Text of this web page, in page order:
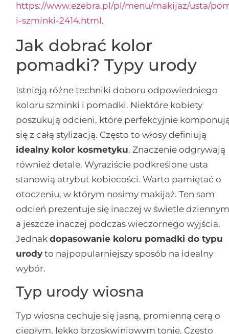
https://www.ezebra.pl/pl/menu/makijaz/usta/
i-szminki-2414.html.
Jak dobrać kolor
pomadki? Typy urody
Istnieją różne techniki doboru odpowiedniego
koloru szminki i pomadki. Niektóre kobiety
poszukują odcieni, które perfekcyjnie
się z całą stylizacją. Często to włosy definiują
idealny kolor kosmetyku. Znaczenie odgrywają
również detale. Wyraziście podkreślone usta
stanowią atrybut kobiecości. Warto pamiętać o
otoczeniu, w którym nosimy makijaż. Ten sam
odcień prezentuje się inaczej w świetle
a jeszcze inaczej podczas wieczornego wyjścia.
Jednakdopasowanie koloru pomadki do typu
urody to najpopularniejszy sposób na idealny
wybór.
Typ urody wiosna
Typ wiosna cechuje się jasną, promienną cerą o
ciepłym, lekko brzoskwiniowym tonie. Często